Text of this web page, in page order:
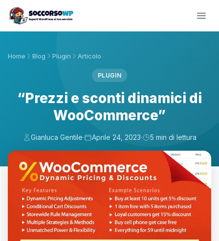
Home Blog Plugin Articolo
PLUGIN
“Prezzi e sconti dinamici di
WooCommerce”
Gianluca Gentile· Aprile 24, 2023· 5 min di lettura